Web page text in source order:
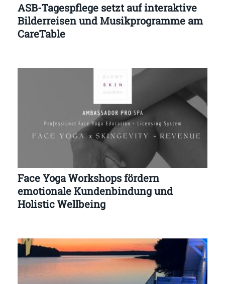
ASB-Tagespflege setzt auf interaktive
Bilderreisen und Musikprogramme am
CareTable
Face Yoga Workshops fördern
emotionale Kundenbindung und
Holistic Wellbeing